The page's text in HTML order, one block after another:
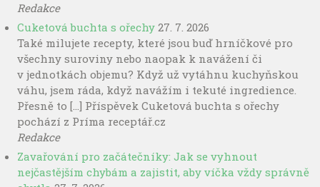
Redakce
Cuketová buchta s ořechy 27. 7. 2026
Také milujete recepty, které jsou buď hrníčkové pro
všechny suroviny nebo naopak k navážení či
v jednotkách objemu? Když už vytáhnu kuchyňskou
váhu, jsem ráda, když navážím i tekuté ingredience.
Přesně to […] Příspěvek Cuketová buchta s ořechy
pochází z Príma receptář.cz
Redakce
Zavařování pro začátečníky: Jak se vyhnout
nejčastějším chybám a zajistit, aby víčka vždy správně